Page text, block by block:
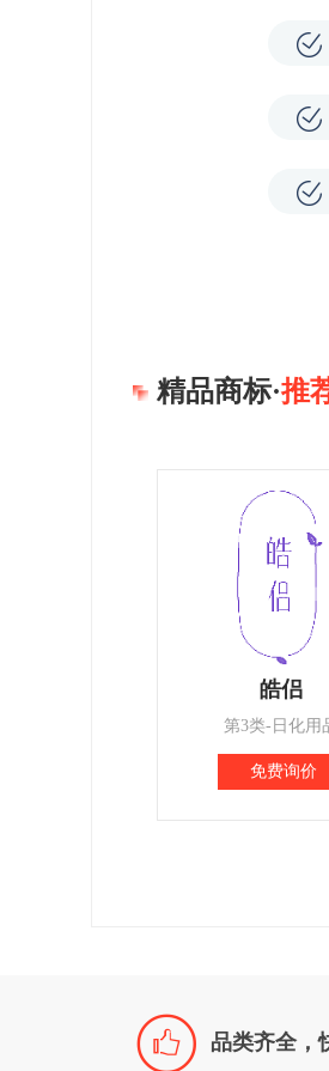
精品商标·推
皓侣
第3类-日化用
免费询价
 品类齐全，